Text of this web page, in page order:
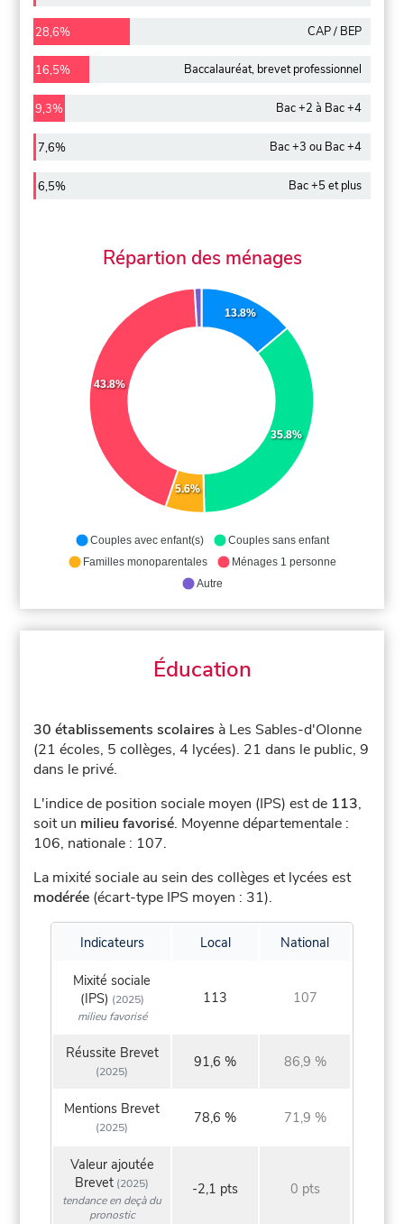
28,6% CAP / BEP
16,5% Baccalauréat, brevet professionnel
9,3% Bac +2 à Bac +4
7,6% Bac +3 ou Bac +4
6,5% Bac +5 et plus
Répartion des ménages
13.8%
35.8%
5.6%
43.8%
Couples avec enfant(s)
Couples sans enfant
Familles monoparentales
Ménages 1 personne
Autre
Éducation
30 établissements scolaires à Les Sables-d'Olonne
(21 écoles, 5 collèges, 4 lycées). 21 dans le public, 9
dans le privé.
L'indice de position sociale moyen (IPS) est de 113,
soit un milieu favorisé. Moyenne départementale :
106, nationale : 107.
La mixité sociale au sein des collèges et lycées est
modérée (écart-type IPS moyen : 31).
Indicateurs Local National
Mixité sociale
(IPS) (2025)
milieu favorisé
113 107
Réussite Brevet
(2025)
91,6 % 86,9 %
Mentions Brevet
(2025)
78,6 % 71,9 %
Valeur ajoutée
Brevet (2025)
tendance en deçà du
pronostic
-2,1 pts 0 pts